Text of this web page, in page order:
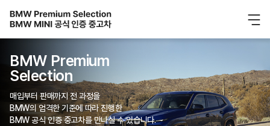
BMW Premium
Selection
매입부터 판매까지 전 과정을
BMW의 엄격한 기준에 따라 진행한
BMW 공식 인증 중고차를 만나실 수 있습니다.